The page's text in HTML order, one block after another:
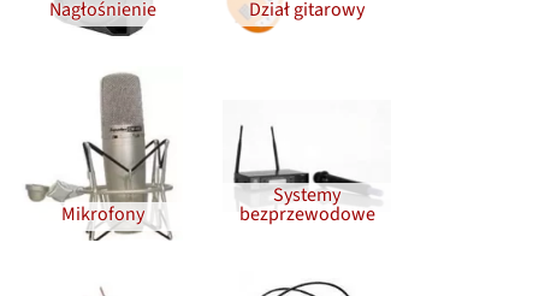
Nagłośnienie Dział gitarowy
Mikrofony
Systemy
bezprzewodowe